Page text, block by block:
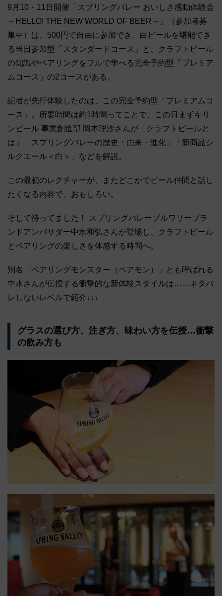
9月10・11日開催「スプリングバレー おいしさ感動体験会
～HELLO! THE NEW WORLD OF BEER～」（参加者募
集中）は、500円で自由に参加でき、白ビールを堪能でき
る当日参加型「スタンダードコース」と、クラフトビール
の知識やペアリングをフルで学べる完全予約型「プレミア
ムコース」の2コースがある。
記者が先行体験したのは、この完全予約型「プレミアムコ
ース」。所要時間は約1時間ってことで、この日まずキリ
ンビール 事業創造部 岡本理沙さんが「クラフトビールと
は」「スプリングバレーの歴史・由来・進化」「新商品シ
ルクエール＜白＞」などを解説。
この最初のレクチャーが、またどこかでビール仲間と話し
たくなる内容で、おもしろい。
そして待ってました！ スプリングバレーブルワリーブラ
ンドアンバサダー中水和弘さんが登場し、クラフトビール
とペアリングの楽しさを体感する時間へ。
別名「ペアリングモンスター（ペアモン）」とも呼ばれる
中水さんが伝授する衝撃的な新体験スタイルは……ネタバ
レしないレベルで紹介↓↓↓
グラスの選び方、注ぎ方、味わい方を伝授…衝撃
の飲み方も